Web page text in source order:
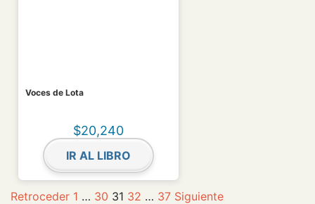
Voces de Lota
$20,240
IR AL LIBRO
Retroceder 1 … 30 31 32 … 37 Siguiente